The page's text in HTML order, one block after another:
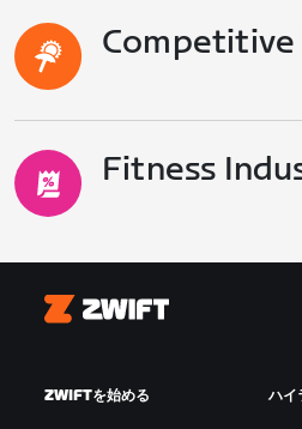
Fitness
Zwift
ZWIFTを始める ハイ